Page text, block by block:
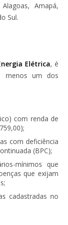
Amapá,
Sul.
Elétrica, é
menos um dos
com renda de
;
com deficiência
(BPC);
mínimos que
que exijam
cadastradas no